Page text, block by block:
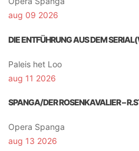
aug 09 2026
DIE ENTFÜHRUNG AUS DEM
Paleis het Loo
aug 11 2026
SPANGA/DER ROSENKAVALIER –
Opera Spanga
aug 13 2026